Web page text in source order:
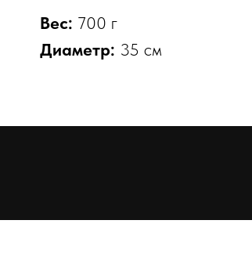
Вес: 700 г
Диаметр: 35 см